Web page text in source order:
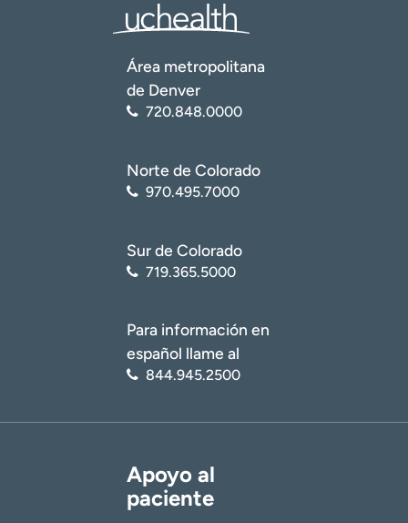
Área metropolitana
de Denver
720.848.0000
Norte de Colorado
970.495.7000
Sur de Colorado
719.365.5000
Para información en
español llame al
844.945.2500
Apoyo al
paciente